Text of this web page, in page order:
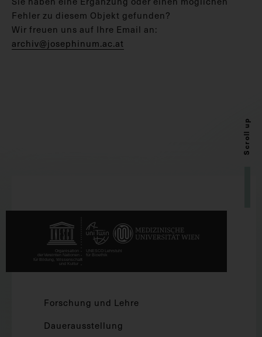
Fehler zu diesem Objekt gefunden?
Wir freuen uns auf Ihre Email an:
archiv@josephinum.ac.at
Scroll up
Forschung und Lehre
Dauerausstellung